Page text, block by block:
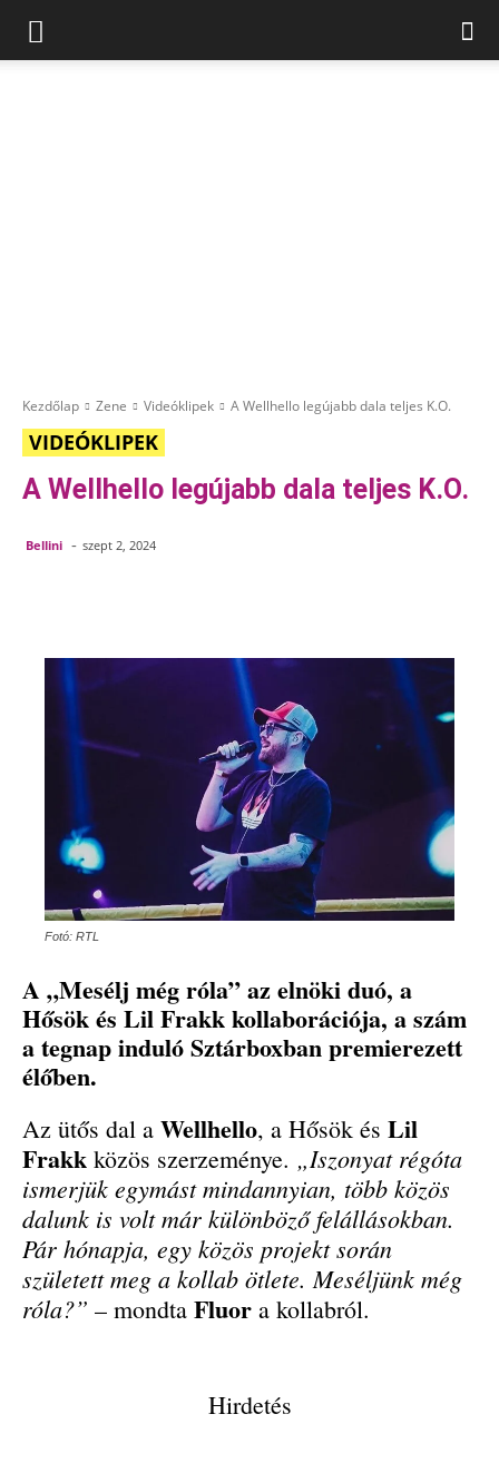
Kezdőlap Zene Videóklipek A Wellhello legújabb dala teljes K.O.
VIDEÓKLIPEK
A Wellhello legújabb dala teljes K.O.
Bellini - szept 2, 2024
Fotó: RTL
A „Mesélj még róla” az elnöki duó, a
Hősök és Lil Frakk kollaborációja, a szám
a tegnap induló Sztárboxban premierezett
élőben.
Az ütős dal a Wellhello, a Hősök és Lil
Frakk közös szerzeménye. „Iszonyat régóta
ismerjük egymást mindannyian, több közös
dalunk is volt már különböző felállásokban.
Pár hónapja, egy közös projekt során
született meg a kollab ötlete. Meséljünk még
róla?” – mondta Fluor a kollabról.
Hirdetés